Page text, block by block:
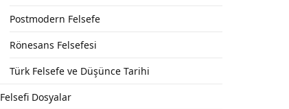
Postmodern Felsefe
Rönesans Felsefesi
Türk Felsefe ve Düşünce Tarihi
Felsefi Dosyalar